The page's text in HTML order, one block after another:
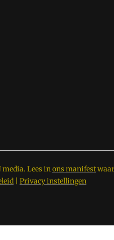
media. Lees inons manifest
Privacy instellingen